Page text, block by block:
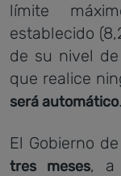
límite
establecido
de su nivel
que realice
será automático.
El Gobierno
tres meses, a